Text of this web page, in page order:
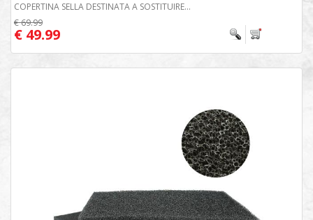
COPERTINA SELLA DESTINATA A SOSTITUIRE...
€ 69.99
€ 49.99